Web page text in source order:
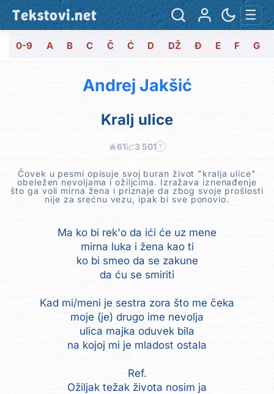
Tekstovi.net ☰
0-9 A B C Č Ć D DŽ Đ E F G
Andrej Jakšić
Kralj ulice
🔥61📈3 501 ?
Čovek u pesmi opisuje svoj buran život "kralja ulice"
obeležen nevoljama i ožiljcima. Izražava iznenađenje
što ga voli mirna žena i priznaje da zbog svoje prošlosti
nije za srećnu vezu, ipak bi sve ponovio.
Ma ko bi rek'o da ići će uz mene
mirna luka i žena kao ti
ko bi smeo da se zakune
da ću se smiriti
Kad mi/meni je sestra zora što me čeka
moje (je) drugo ime nevolja
ulica majka oduvek bila
na kojoj mi je mladost ostala
Ref.
Ožiljak težak života nosim ja